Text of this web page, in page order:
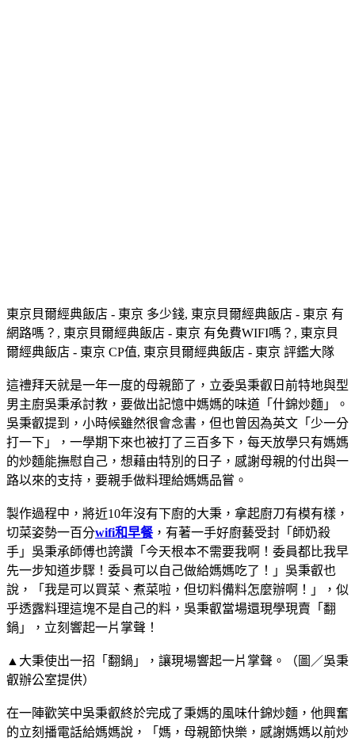
東京貝爾經典飯店 - 東京 多少錢, 東京貝爾經典飯店 - 東京 有
網路嗎？, 東京貝爾經典飯店 - 東京 有免費WIFI嗎？, 東京貝
爾經典飯店 - 東京 CP值, 東京貝爾經典飯店 - 東京 評鑑大隊
這禮拜天就是一年一度的母親節了，立委吳秉叡日前特地與型
男主廚吳秉承討教，要做出記憶中媽媽的味道「什錦炒麵」。
吳秉叡提到，小時候雖然很會念書，但也曾因為英文「少一分
打一下」，一學期下來也被打了三百多下，每天放學只有媽媽
的炒麵能撫慰自己，想藉由特別的日子，感謝母親的付出與一
路以來的支持，要親手做料理給媽媽品嘗。
製作過程中，將近10年沒有下廚的大秉，拿起廚刀有模有樣，
切菜姿勢一百分wifi和早餐，有著一手好廚藝受封「師奶殺
手」吳秉承師傅也誇讚「今天根本不需要我啊！委員都比我早
先一步知道步驟！委員可以自己做給媽媽吃了！」吳秉叡也
說，「我是可以買菜、煮菜啦，但切料備料怎麼辦啊！」，似
乎透露料理這塊不是自己的料，吳秉叡當場還現學現賣「翻
鍋」，立刻響起一片掌聲！
▲大秉使出一招「翻鍋」，讓現場響起一片掌聲。（圖／吳秉
叡辦公室提供）
在一陣歡笑中吳秉叡終於完成了秉媽的風味什錦炒麵，他興奮
的立刻播電話給媽媽說，「媽，母親節快樂，感謝媽媽以前炒